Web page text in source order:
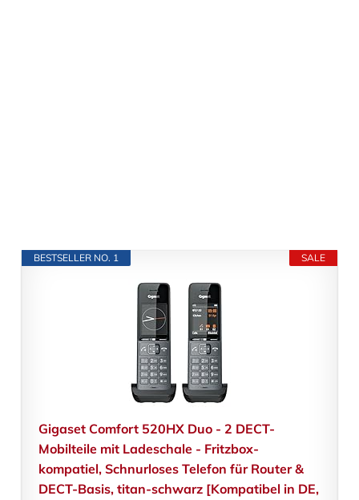
SALE
BESTSELLER NO. 1
Gigaset Comfort 520HX Duo - 2 DECT-
Mobilteile mit Ladeschale - Fritzbox-
kompatiel, Schnurloses Telefon für Router &
DECT-Basis, titan-schwarz [Kompatibel in DE,